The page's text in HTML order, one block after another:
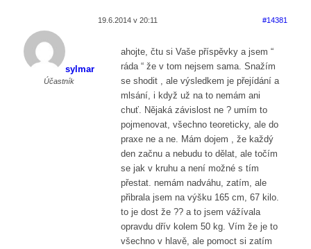
19.6.2014 v 20:11 #14381
sylmar
Účastník
ahojte, čtu si Vaše příspěvky a jsem “
ráda “ že v tom nejsem sama. Snažím
se shodit , ale výsledkem je přejídání a
mlsání, i když už na to nemám ani
chuť. Nějaká závislost ne ? umím to
pojmenovat, všechno teoreticky, ale do
praxe ne a ne. Mám dojem , že každý
den začnu a nebudu to dělat, ale točím
se jak v kruhu a není možné s tím
přestat. nemám nadváhu, zatím, ale
přibrala jsem na výšku 165 cm, 67 kilo.
to je dost že ?? a to jsem vážívala
opravdu dřív kolem 50 kg. Vím že je to
všechno v hlavě, ale pomoct si zatím